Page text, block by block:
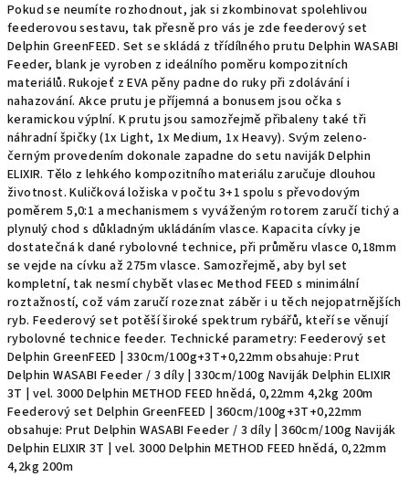
Pokud se neumíte rozhodnout, jak si zkombinovat spolehlivou
feederovou sestavu, tak přesně pro vás je zde feederový set
Delphin GreenFEED. Set se skládá z třídílného prutu Delphin WASABI
Feeder, blank je vyroben z ideálního poměru kompozitních
materiálů. Rukojeť z EVA pěny padne do ruky při zdolávání i
nahazování. Akce prutu je příjemná a bonusem jsou očka s
keramickou výplní. K prutu jsou samozřejmě přibaleny také tři
náhradní špičky (1x Light, 1x Medium, 1x Heavy). Svým zeleno-
černým provedením dokonale zapadne do setu naviják Delphin
ELIXIR. Tělo z lehkého kompozitního materiálu zaručuje dlouhou
životnost. Kuličková ložiska v počtu 3+1 spolu s převodovým
poměrem 5,0:1 a mechanismem s vyváženým rotorem zaručí tichý a
plynulý chod s důkladným ukládáním vlasce. Kapacita cívky je
dostatečná k dané rybolovné technice, při průměru vlasce 0,18mm
se vejde na cívku až 275m vlasce. Samozřejmě, aby byl set
kompletní, tak nesmí chybět vlasec Method FEED s minimální
roztažností, což vám zaručí rozeznat záběr i u těch nejopatrnějších
ryb. Feederový set potěší široké spektrum rybářů, kteří se věnují
rybolovné technice feeder. Technické parametry: Feederový set
Delphin GreenFEED | 330cm/100g+3T+0,22mm obsahuje: Prut
Delphin WASABI Feeder / 3 díly | 330cm/100g Naviják Delphin ELIXIR
3T | vel. 3000 Delphin METHOD FEED hnědá, 0,22mm 4,2kg 200m
Feederový set Delphin GreenFEED | 360cm/100g+3T+0,22mm
obsahuje: Prut Delphin WASABI Feeder / 3 díly | 360cm/100g Naviják
Delphin ELIXIR 3T | vel. 3000 Delphin METHOD FEED hnědá, 0,22mm
4,2kg 200m